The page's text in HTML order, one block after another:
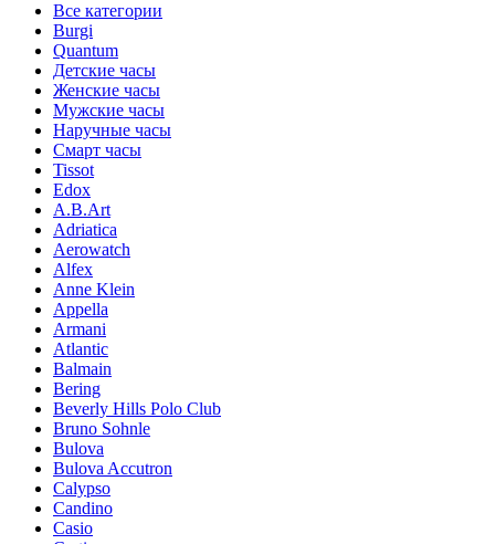
Все категории
Burgi
Quantum
Детские часы
Женские часы
Мужские часы
Наручные часы
Смарт часы
Tissot
Edox
A.B.Art
Adriatica
Aerowatch
Alfex
Anne Klein
Appella
Armani
Atlantic
Balmain
Bering
Beverly Hills Polo Club
Bruno Sohnle
Bulova
Bulova Accutron
Calypso
Candino
Casio